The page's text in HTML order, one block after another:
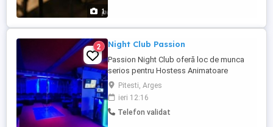
1
multe detalii ...
2 Night Club Passion
Passion Night Club oferă loc de munca
serios pentru Hostess Animatoare
Dansatoare cu sau fără experiență. Nu
punem accent pe aspecul fizic !! Dacă ai
peste 18 ani, ești o fire deschisă, sociabilă
și fără inhibiții te invităm să faci parte din
Pitesti, Arges
ieri 12:16
Telefon validat